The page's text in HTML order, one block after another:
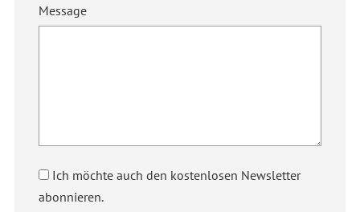
Message
Ich möchte auch den kostenlosen Newsletter
abonnieren.